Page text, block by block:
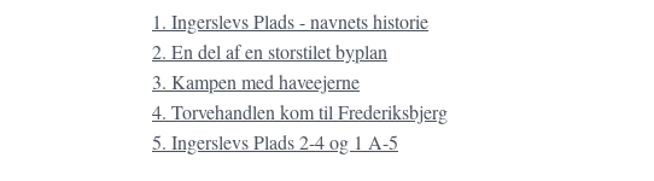
1. Ingerslevs Plads - navnets historie
2. En del af en storstilet byplan
3. Kampen med haveejerne
4. Torvehandlen kom til Frederiksbjerg
5. Ingerslevs Plads 2-4 og 1 A-5